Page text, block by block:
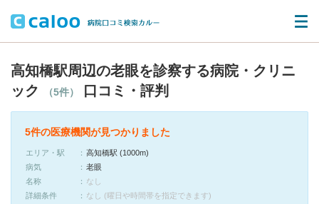
高知橋駅周辺の老眼を診察する病院・クリニ
ック
（5件） 口コミ・評判
5件の医療機関が見つかりました
エリア・駅
高知橋駅 (1000m)
病気
老眼
名称
なし
詳細条件
なし (曜日や時間帯を指定できます)